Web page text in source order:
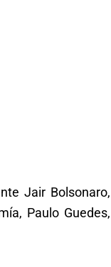
Jair Bolsonaro,
Paulo Guedes,